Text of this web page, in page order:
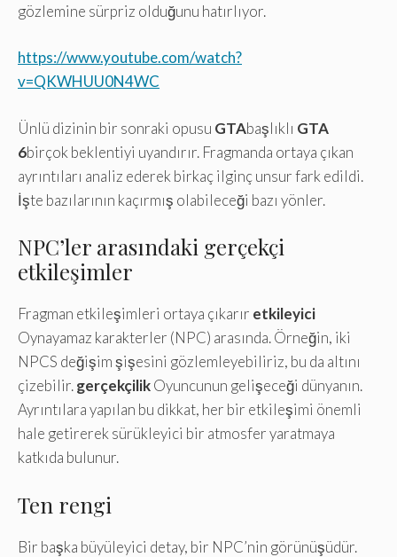
gözlemine sürpriz olduğunu hatırlıyor.
https://www.youtube.com/watch?
v=QKWHUU0N4WC
Ünlü dizinin bir sonraki opusu GTAbaşlıklı GTA
6birçok beklentiyi uyandırır. Fragmanda ortaya çıkan
ayrıntıları analiz ederek birkaç ilginç unsur fark edildi.
İşte bazılarının kaçırmış olabileceği bazı yönler.
NPC’ler arasındaki gerçekçi
etkileşimler
Fragman etkileşimleri ortaya çıkarır etkileyici
Oynayamaz karakterler (NPC) arasında. Örneğin, iki
NPCS değişim şişesini gözlemleyebiliriz, bu da altını
çizebilir.gerçekçilikOyuncunun gelişeceği dünyanın.
Ayrıntılara yapılan bu dikkat, her bir etkileşimi önemli
hale getirerek sürükleyici bir atmosfer yaratmaya
katkıda bulunur.
Ten rengi
Bir başka büyüleyici detay, bir NPC’nin görünüşüdür.